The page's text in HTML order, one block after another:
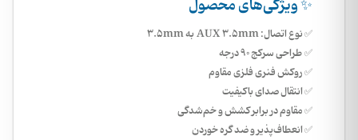
✨ ویژگی‌های محصول
✅ نوع اتصال: AUX 3.5mm به 3.5mm
✅ طراحی سرکج 90 درجه
✅ روکش فنری فلزی مقاوم
✅ انتقال صدای باکیفیت
✅ مقاوم در برابر کشش و خم‌شدگی
✅ انعطاف‌پذیر و ضد گره خوردن